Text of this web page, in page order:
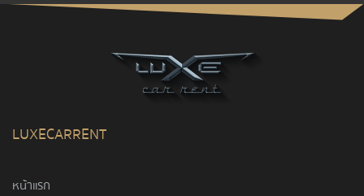
LUXECARRENT
หน้าแรก